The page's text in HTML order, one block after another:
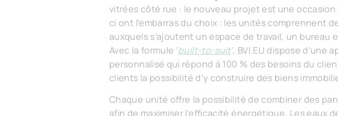
vitrées côté rue : le nouveau projet est une
ci ont l’embarras du choix : les unités comprennent
auxquels s’ajoutent un espace de travail, un
Avec la formule ‘built-to-suit’, BVI.EU dispose d’une
personnalisé qui répond à 100 % des besoins du
clients la possibilité d’y construire des biens
Chaque unité offre la possibilité de combiner des
afin de maximiser l’efficacité énergétique. Les